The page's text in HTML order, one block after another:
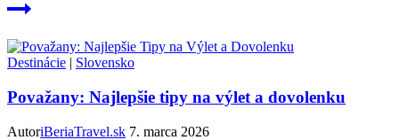
Destinácie | Slovensko
Považany: Najlepšie tipy na výlet a dovolenku
AutoriBeriaTravel.sk 7. marca 2026